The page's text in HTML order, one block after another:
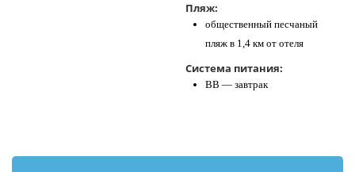
Пляж:
общественный песчаный
пляж в 1,4 км от отеля
Система питания:
BB — завтрак